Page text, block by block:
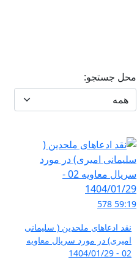
محل جستجو:
59:19
578
نقد ادعاهای ملحدین ( سلیمانی
امیری) در مورد سریال معاویه
02 - 1404/01/29